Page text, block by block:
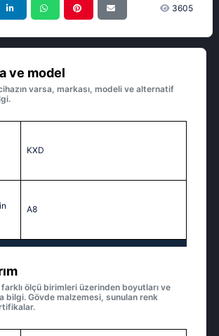
3605
ve model
varsa, markası, modeli ve alternatif
KXD
A8
farklı ölçü birimleri üzerinden boyutları ve
bilgi. Gövde malzemesi, sunulan renk